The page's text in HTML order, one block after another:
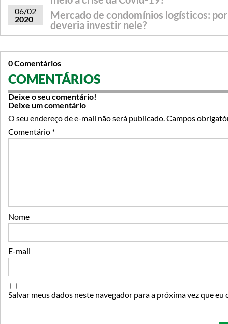
06/02
2020
Mercado de condomínios logísticos:
deveria investir nele?
0 Comentários
COMENTÁRIOS
Deixe o seu comentário!
Deixe um comentário
O seu endereço de e-mail não será publicado.Campos
Comentário *
Nome
E-mail
Salvar meus dados neste navegador para a próxima vez que eu